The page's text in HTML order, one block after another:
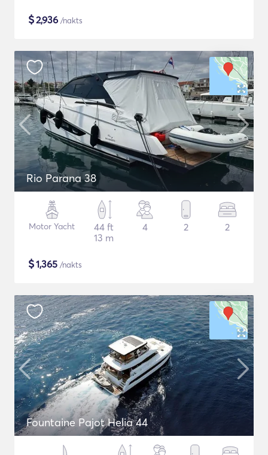
$2,936 /nakts
Rio Parana 38
Motor Yacht
44 ft
13 m
4 2 2
$1,365 /nakts
Fountaine Pajot Helia 44